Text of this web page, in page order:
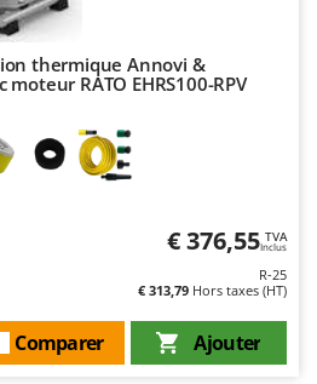
thermique Annovi &
RATO EHRS100-RPV
€ 376,55 TVA
Inclus
R-25
€ 313,79 Hors taxes (HT)
Ajouter
Comparer